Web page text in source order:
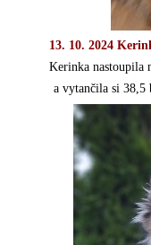
13. 10. 2024
Kerinka nastoupila
a vytančila si 38,5